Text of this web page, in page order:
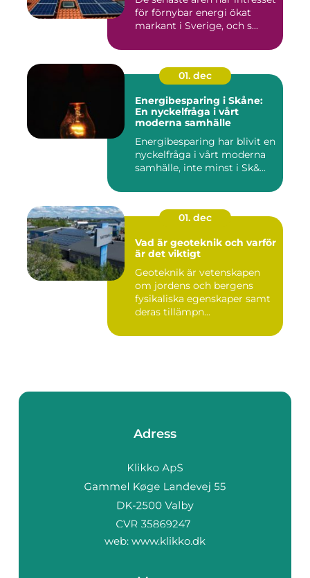
för förnybar energi ökat
markant i Sverige, och s...
01. dec
Energibesparing i Skåne:
En nyckelfråga i vårt
moderna samhälle
Energibesparing har blivit en
nyckelfråga i vårt moderna
samhälle, inte minst i Sk&...
01. dec
Vad är geoteknik och varför
är det viktigt
Geoteknik är vetenskapen
om jordens och bergens
fysikaliska egenskaper samt
deras tillämpn...
Adress
web: www.klikko.dk